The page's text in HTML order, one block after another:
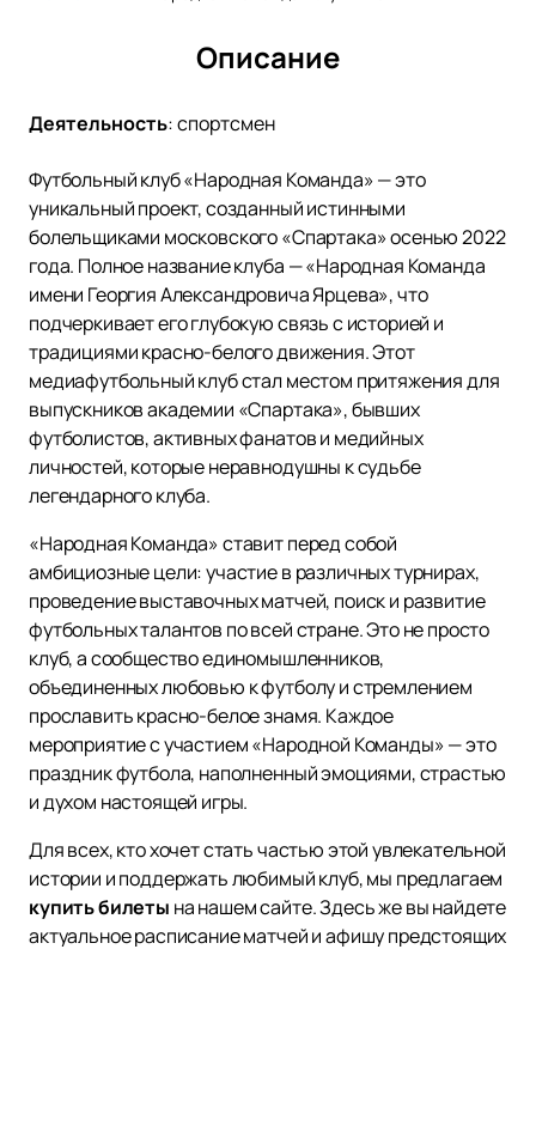
Описание
Деятельность:спортсмен
Футбольный клуб «Народная Команда» — это
уникальный проект, созданный истинными
болельщиками московского «Спартака» осенью 2022
года. Полное название клуба — «Народная Команда
имени Георгия Александровича Ярцева», что
подчеркивает его глубокую связь с историей и
традициями красно-белого движения. Этот
медиафутбольный клуб стал местом притяжения для
выпускников академии «Спартака», бывших
футболистов, активных фанатов и медийных
личностей, которые неравнодушны к судьбе
легендарного клуба.
«Народная Команда» ставит перед собой
амбициозные цели: участие в различных турнирах,
проведение выставочных матчей, поиск и развитие
футбольных талантов по всей стране. Это не просто
клуб, а сообщество единомышленников,
объединенных любовью к футболу и стремлением
прославить красно-белое знамя. Каждое
мероприятие с участием «Народной Команды» — это
праздник футбола, наполненный эмоциями, страстью
и духом настоящей игры.
Для всех, кто хочет стать частью этой увлекательной
истории и поддержать любимый клуб, мы предлагаем
купить билеты на нашем сайте. Здесь же вы найдете
актуальное расписание матчей и афишу предстоящих